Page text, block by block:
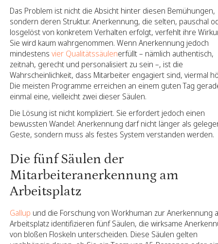
Das Problem ist nicht die Absicht hinter diesen Bemühungen,
sondern deren Struktur. Anerkennung, die selten, pauschal
losgelöst von konkretem Verhalten erfolgt, verfehlt ihre
Sie wird kaum wahrgenommen. Wenn Anerkennung jedoch
mindestens vier Qualitätssäulenerfüllt – nämlich authentisch,
zeitnah, gerecht und personalisiert zu sein –, ist die
Wahrscheinlichkeit, dass Mitarbeiter engagiert sind, viermal
Die meisten Programme erreichen an einem guten Tag
einmal eine, vielleicht zwei dieser Säulen.
Die Lösung ist nicht kompliziert. Sie erfordert jedoch einen
bewussten Wandel: Anerkennung darf nicht länger als
Geste, sondern muss als festes System verstanden werden.
Die fünf Säulen der
Mitarbeiteranerkennung am
Arbeitsplatz
Gallup und die Forschung von Workhuman zur Anerkennung
Arbeitsplatz identifizieren fünf Säulen, die wirksame
von bloßen Floskeln unterscheiden. Diese Säulen gelten